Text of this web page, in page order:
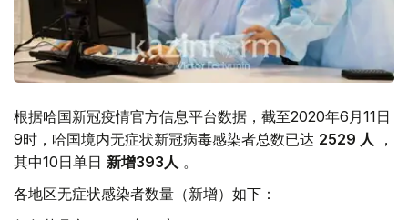
根据哈国新冠疫情官方信息平台数据，截至2020年6月11日
9时，哈国境内无症状新冠病毒感染者总数已达 2529 人 ，
其中10日单日 新增393人 。
各地区无症状感染者数量（新增）如下：